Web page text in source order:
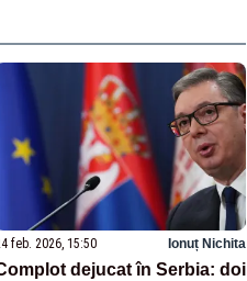
feb. 2026, 15:50 Ionuț Nichita
dejucat în Serbia: doi